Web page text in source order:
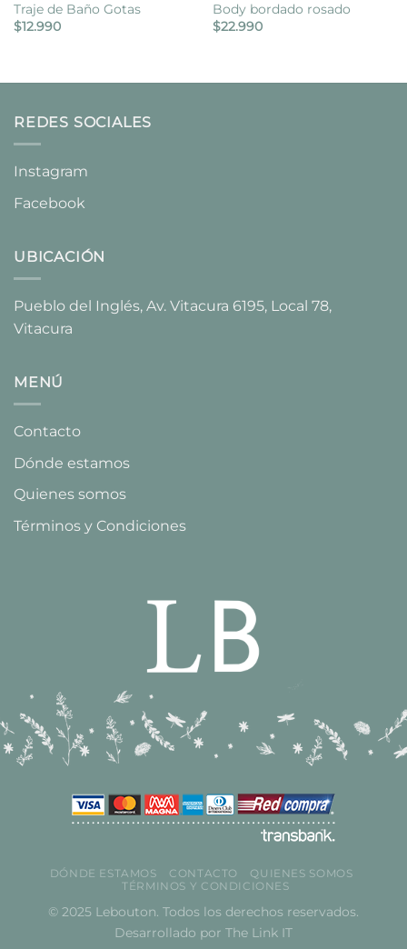
Traje de Baño Gotas
$12.990
Body bordado rosado
$22.990
REDES SOCIALES
Instagram
Facebook
UBICACIÓN
Pueblo del Inglés, Av. Vitacura 6195, Local 78,
Vitacura​
MENÚ
Contacto
Dónde estamos
Quienes somos
Términos y Condiciones
DÓNDE ESTAMOS CONTACTO
QUIENES SOMOS
TÉRMINOS Y CONDICIONES
© 2025 Lebouton. Todos los derechos reservados.
Desarrollado por The Link IT